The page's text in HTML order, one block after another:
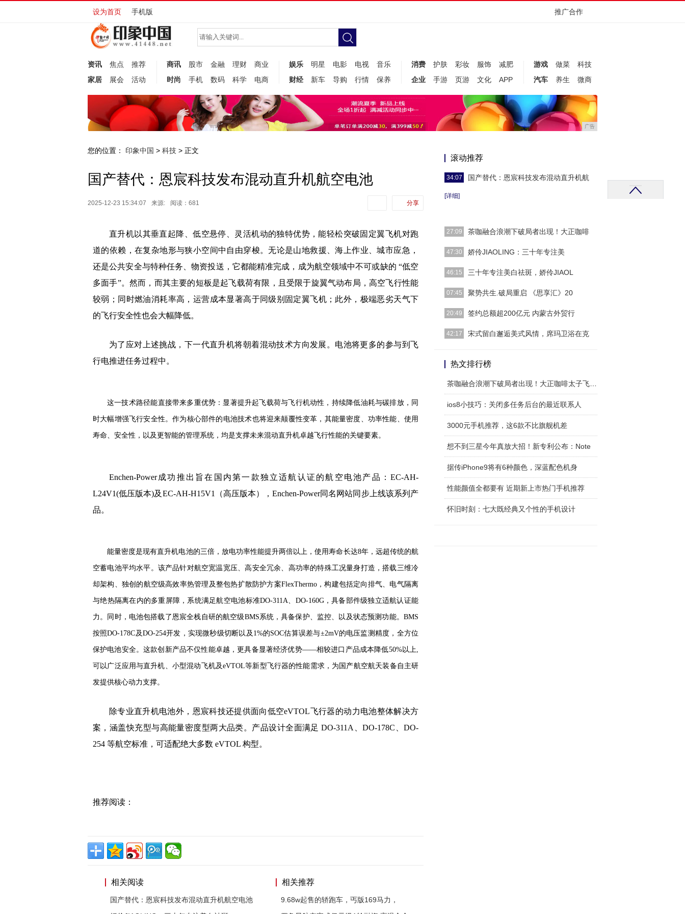
设为首页 手机版 推广合作
资讯 焦点
推荐
家居
展会 活动
商讯 股市 金融 理财
商业
时尚
手机 数码 科学 电商
娱乐 明星 电影 电视
音乐
财经
新车 导购 行情 保养
消费 护肤 彩妆 服饰
减肥
企业
手游 页游 文化 APP
游戏 做菜
科技
汽车
养生 微商
广告
您的位置： 印象中国 > 科技 > 正文
国产替代：恩宸科技发布混动直升机航空电池
2025-12-23 15:34:07 来源: 阅读：681 分享
直升机以其垂直起降、低空悬停、灵活机动的独特优势，能轻松突破固定翼飞机对跑
道的依赖，在复杂地形与狭小空间中自由穿梭。无论是山地救援、海上作业、城市应急，
还是公共安全与特种任务、物资投送，它都能精准完成，成为航空领域中不可或缺的 “低空
多面手”。然而，而其主要的短板是起飞载荷有限，且受限于旋翼气动布局，高空飞行性能
较弱；同时燃油消耗率高，运营成本显著高于同级别固定翼飞机；此外，极端恶劣天气下
的飞行安全性也会大幅降低。
为了应对上述挑战，下一代直升机将朝着混动技术方向发展。电池将更多的参与到飞
行电推进任务过程中。
这一技术路径能直接带来多重优势：显著提升起飞载荷与飞行机动性，持续降低油耗与碳排放，同
时大幅增强飞行安全性。作为核心部件的电池技术也将迎来颠覆性变革，其能量密度、功率性能、使用
寿命、安全性，以及更智能的管理系统，均是支撑未来混动直升机卓越飞行性能的关键要素。
Enchen-Power成功推出旨在国内第一款独立适航认证的航空电池产品：EC-AH-
L24V1(低压版本)及EC-AH-H15V1（高压版本），Enchen-Power同名网站同步上线该系列产
品。
能量密度是现有直升机电池的三倍，放电功率性能提升两倍以上，使用寿命长达8年，远超传统的航
空蓄电池平均水平。该产品针对航空宽温宽压、高安全冗余、高功率的特殊工况量身打造，搭载三维冷
却架构、独创的航空级高效率热管理及整包热扩散防护方案FlexThermo，构建包括定向排气、电气隔离
与绝热隔离在内的多重屏障，系统满足航空电池标准DO-311A、DO-160G，具备部件级独立适航认证能
力。同时，电池包搭载了恩宸全栈自研的航空级BMS系统，具备保护、监控、以及状态预测功能。BMS
按照DO-178C及DO-254开发，实现微秒级切断以及1%的SOC估算误差与±2mV的电压监测精度，全方位
保护电池安全。这款创新产品不仅性能卓越，更具备显著经济优势——相较进口产品成本降低50%以上,
可以广泛应用与直升机、小型混动飞机及eVTOL等新型飞行器的性能需求，为国产航空航天装备自主研
发提供核心动力支撑。
除专业直升机电池外，恩宸科技还提供面向低空eVTOL飞行器的动力电池整体解决方
案，涵盖快充型与高能量密度型两大品类。产品设计全面满足 DO-311A、DO-178C、DO-
254 等航空标准，可适配绝大多数 eVTOL 构型。
推荐阅读：
相关阅读
国产替代：恩宸科技发布混动直升机航空电池
相关推荐
9.68w起售的轿跑车，丐版169马力，
滚动推荐
34:07 国产替代：恩宸科技发布混动直升机航
[详细]
27:09 茶咖融合浪潮下破局者出现！大正咖啡
[详细]
47:30 娇伶JIAOLING：三十年专注美
[详细]
46:15 三十年专注美白祛斑，娇伶JIAOL
[详细]
07:45 聚势共生.破局重启 《思享汇》20
[详细]
20:49 签约总额超200亿元 内蒙古外贸行
[详细]
42:17 宋式留白邂逅美式风情，席玛卫浴在克
热文排行榜
ios8小技巧：关闭多任务后台的最近联系人
3000元手机推荐，这6款不比旗舰机差
想不到三星今年真放大招！新专利公布：Note
据传iPhone9将有6种颜色，深蓝配色机身
性能颜值全都要有 近期新上市热门手机推荐
怀旧时刻：七大既经典又个性的手机设计